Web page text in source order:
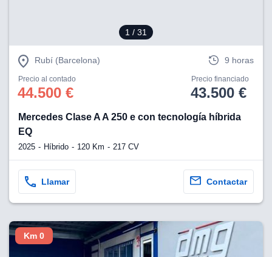
1 / 31
Rubí (Barcelona) 9 horas
Precio al contado
44.500 €
Precio financiado
43.500 €
Mercedes Clase A A 250 e con tecnología híbrida
EQ
2025 Híbrido 120 Km 217 CV
Llamar Contactar
Km 0